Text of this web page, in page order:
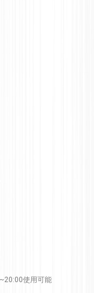
使用可能